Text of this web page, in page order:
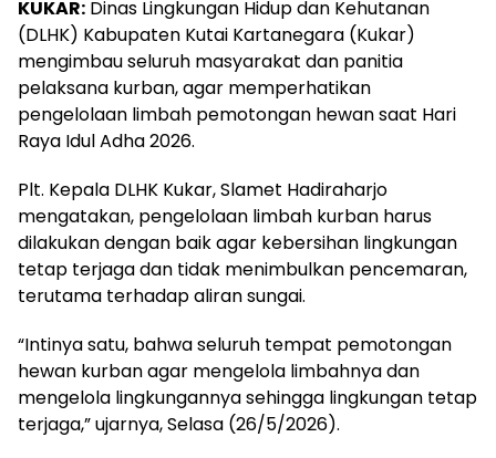
KUKAR: Dinas Lingkungan Hidup dan Kehutanan
(DLHK) Kabupaten Kutai Kartanegara (Kukar)
mengimbau seluruh masyarakat dan panitia
pelaksana kurban, agar memperhatikan
pengelolaan limbah pemotongan hewan saat Hari
Raya Idul Adha 2026.
Plt. Kepala DLHK Kukar, Slamet Hadiraharjo
mengatakan, pengelolaan limbah kurban harus
dilakukan dengan baik agar kebersihan lingkungan
tetap terjaga dan tidak menimbulkan pencemaran,
terutama terhadap aliran sungai.
“Intinya satu, bahwa seluruh tempat pemotongan
hewan kurban agar mengelola limbahnya dan
mengelola lingkungannya sehingga lingkungan tetap
terjaga,” ujarnya, Selasa (26/5/2026).